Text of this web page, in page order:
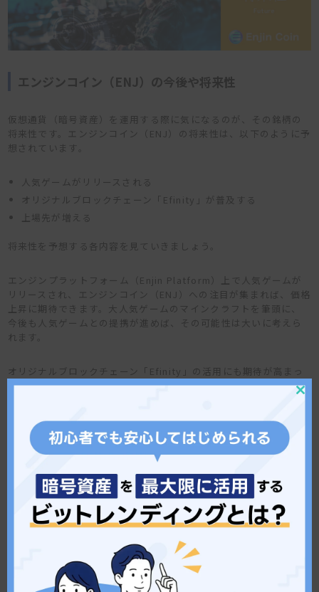
エンジンコイン（ENJ）の今後や将来性
仮想通貨（暗号資産）を運用する際に気になるのが、その銘柄の
将来性です。エンジンコイン（ENJ）の将来性は、以下のように予
想されています。
人気ゲームがリリースされる
オリジナルブロックチェーン「Efinity」が普及する
上場先が増える
将来性を予想する各内容を見ていきましょう。
エンジンプラットフォーム（Enjin Platform）上で人気ゲームが
リリースされ、エンジンコイン（ENJ）への注目が集まれば、価格
上昇に期待できます。大人気ゲームのマインクラフトを筆頭に、
今後も人気ゲームとの提携が進めば、その可能性は大いに考えら
れます。
オリジナルブロックチェーン「Efinity」の活用にも期待が高まっ
ている点も、将来性に期待できるポイントです。EfinityとはEnjin
ックチェーンとの相互運用性やユーザーへのインセンティブがある
点が特徴です。Efinityを採用するプロジェクトや企業が増えれ
ば、エンジンコイン（ENJ）への需要も増し、価格に好影響を及ぼ
すでしょう。
また、2021年にCoincheckにエンジンコイン（ENJ）が上場して
以来、国内仮想通貨（暗号資産）での取り扱いが増えています。新
るニュースや報道はチェックしておきましょう。
続いては、仮想通貨（暗号資産）の過去の価格推移や将来的な価